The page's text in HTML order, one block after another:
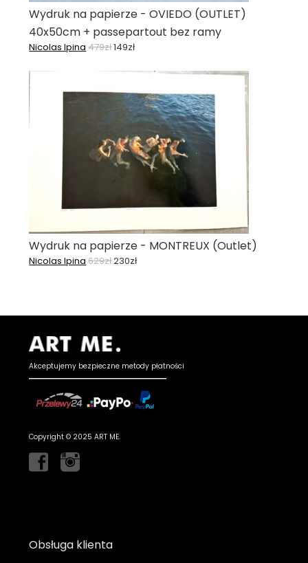
Wydruk na papierze - OVIEDO (OUTLET)
40x50cm + passepartout bez ramy
Nicolas Ipina 479zł149zł
Wydruk na papierze - MONTREUX (Outlet)
Nicolas Ipina 629zł230zł
Akceptujemy bezpieczne metody płatności
Copyright © 2025 ART ME.
Obsługa klienta